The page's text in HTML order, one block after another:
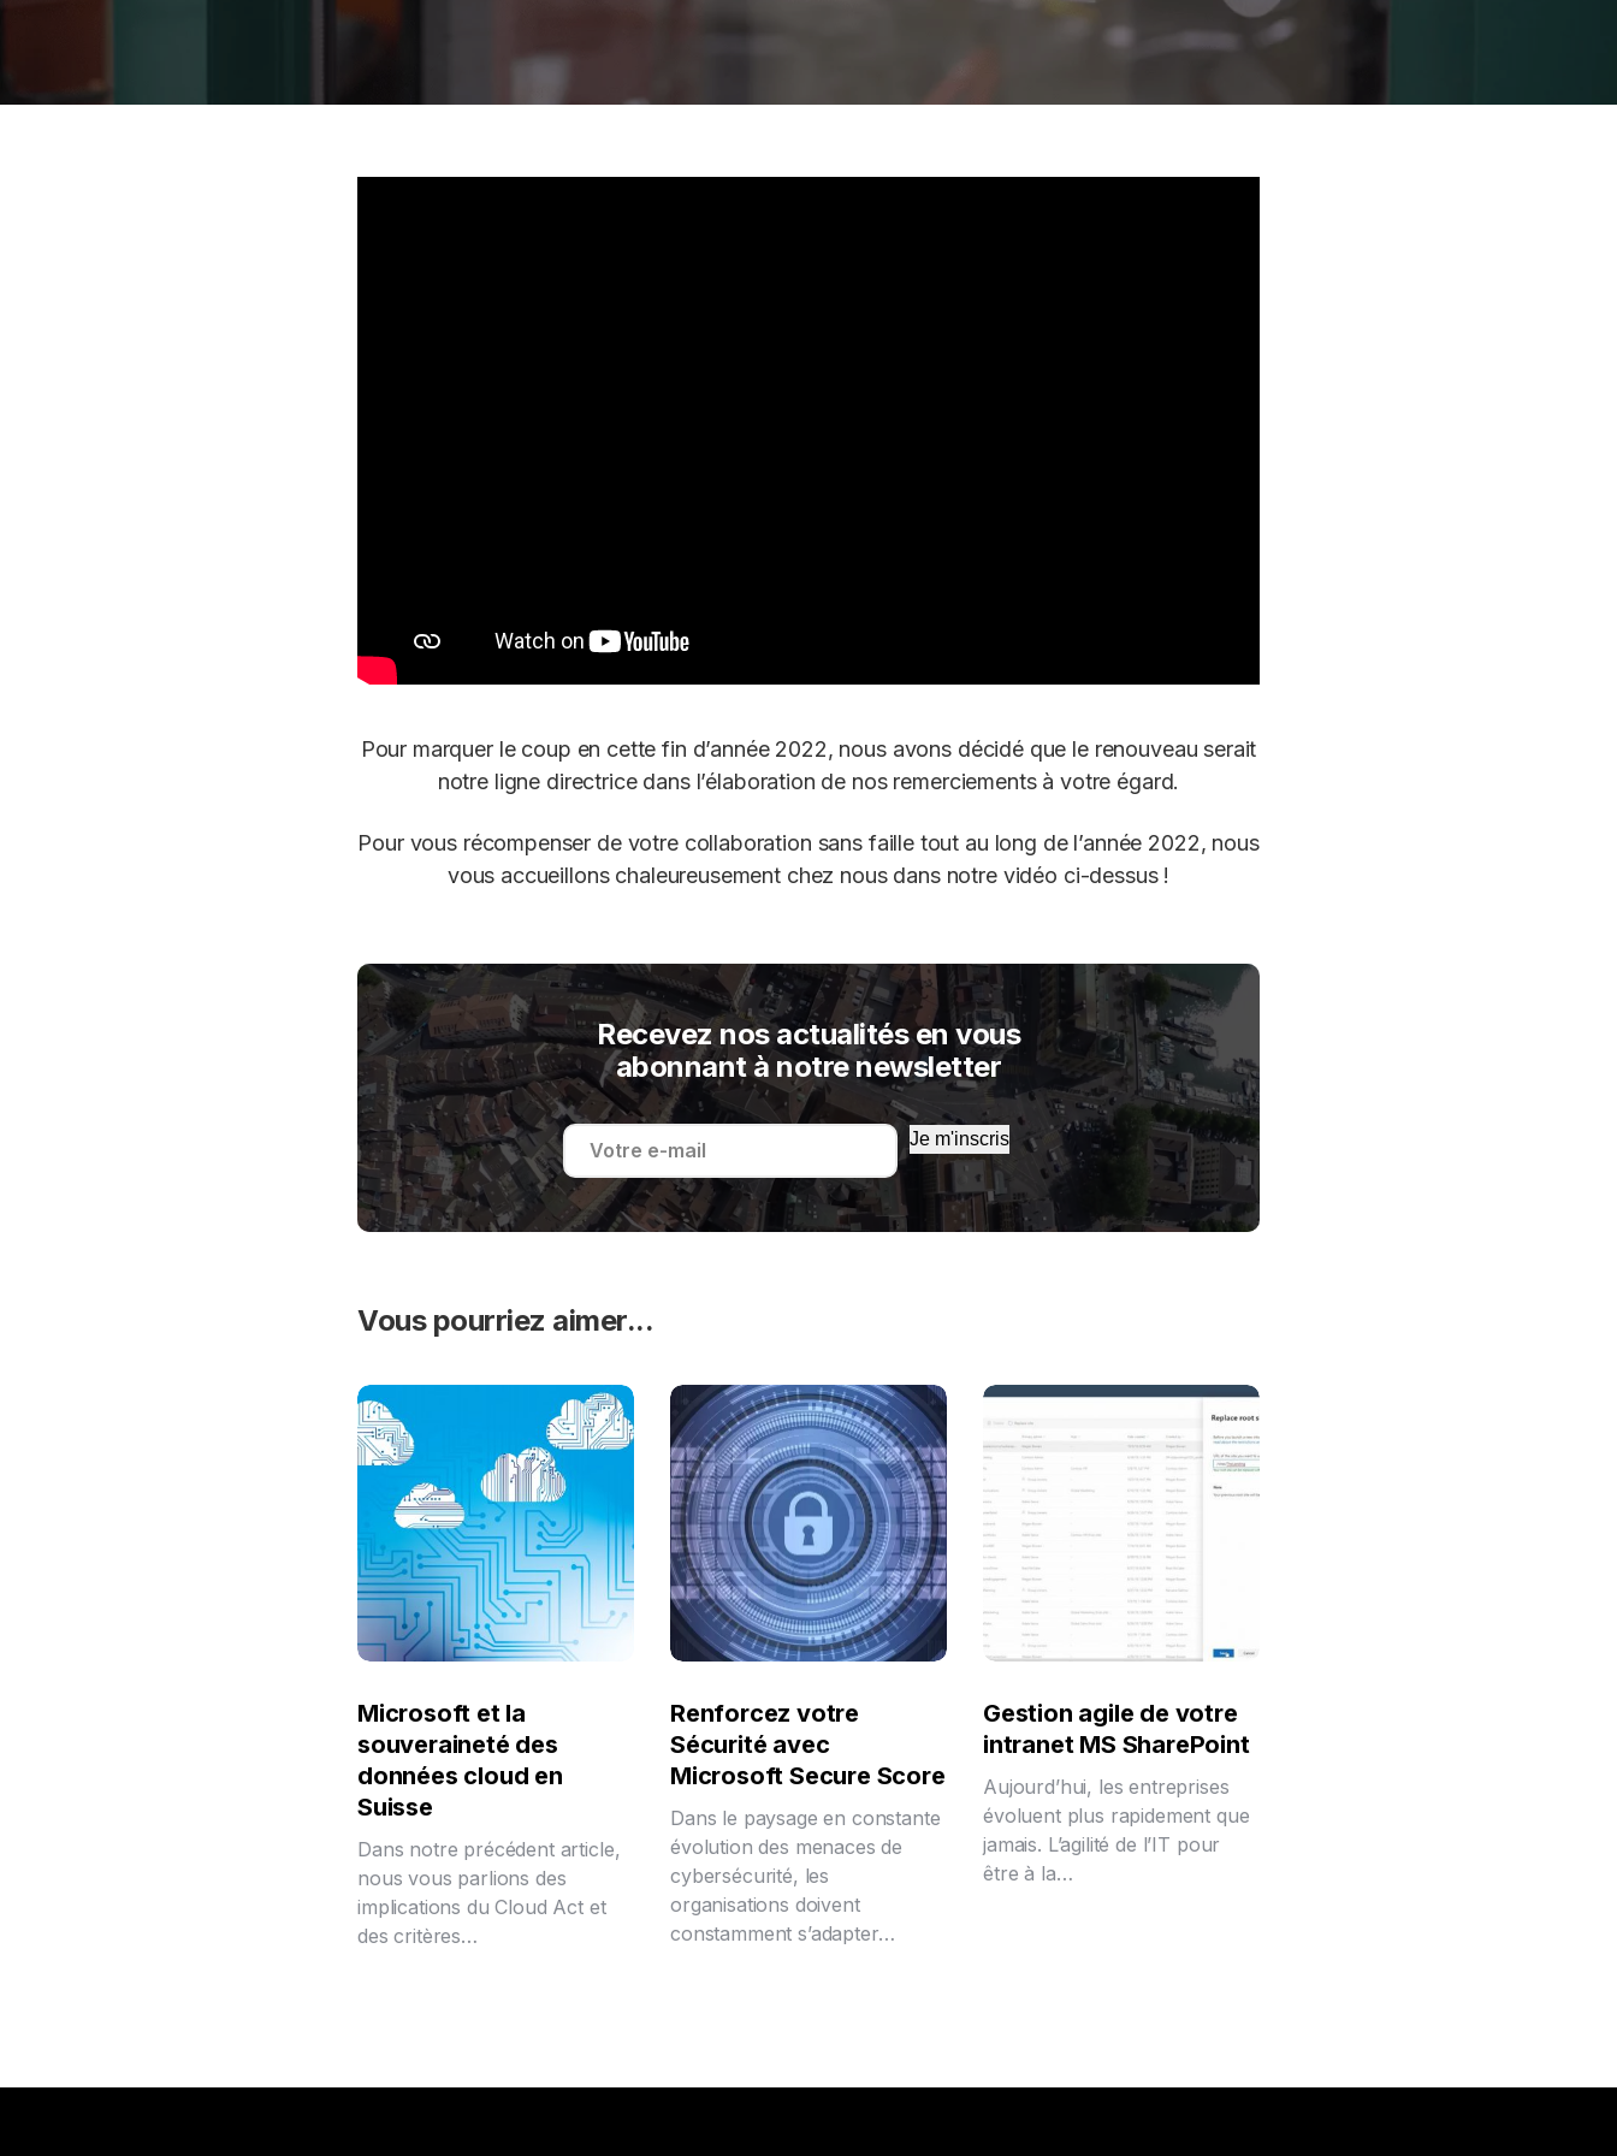
Pour marquer le coup en cette fin d’année 2022, nous avons décidé que le renouveau serait
notre ligne directrice dans l’élaboration de nos remerciements à votre égard.
Pour vous récompenser de votre collaboration sans faille tout au long de l’année 2022, nous
vous accueillons chaleureusement chez nous dans notre vidéo ci-dessus !
Recevez nos actualités en vous
abonnant à notre newsletter
Je m'inscris
Vous pourriez aimer...
Microsoft et la
souveraineté des
données cloud en
Suisse
Dans notre précédent article,
nous vous parlions des
implications du Cloud Act et
des critères…
Renforcez votre
Sécurité avec
Microsoft Secure Score
Dans le paysage en constante
évolution des menaces de
cybersécurité, les
organisations doivent
constamment s’adapter…
Gestion agile de votre
intranet MS SharePoint
Aujourd’hui, les entreprises
évoluent plus rapidement que
jamais. L’agilité de l’IT pour
être à la…